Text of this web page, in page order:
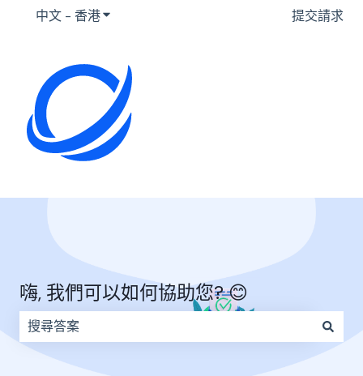
中文 - 香港顯示要翻譯的子選單 提交請求
嗨, 我們可以如何協助您? 😊
因為搜尋欄位空白，因此沒有建議。